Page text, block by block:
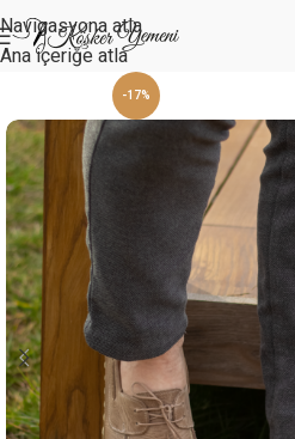
Navigasyona atla
Ana içeriğe atla
-17%